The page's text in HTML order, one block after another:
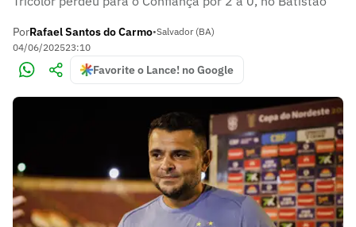
PorRafael Santos do Carmo•Salvador (BA)
04/06/202523:10
Favorite o Lance! no Google